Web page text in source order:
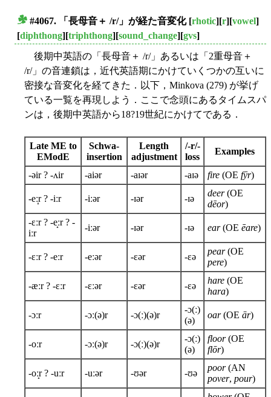
#4067. 「長母音＋ /r/」が経た音変化[rhotic][r][vowel]
[diphthong][triphthong][sound_change][gvs]
後期中英語の「長母音＋ /r/」あるいは「2重母音＋
/r/」の音連鎖は，近代英語期にかけていくつかの互いに
密接な音変化を経てきた．以下，Minkova (279) が挙げ
ている一覧を再現しよう．ここで念頭にあるタイムスパ
ンは，後期中英語から18?19世紀にかけてである．
Late ME to
EModE
Schwa-
insertion
Length
adjustment
/-r/-
loss
Examples
-əir ? -ʌir -aiər -aɪər -aɪə fire (OE fȳr)
-eː̝r ? -iːr -iːər -ɪər -ɪə
deer(OE
dēor)
-ɛːr ? -e̝ːr ? -
iːr
-iːər -ɪər -ɪə ear(OE ēare)
-ɛːr ? -eːr -eːər -ɛər -ɛə
pear(OE
pere)
-æːr ? -ɛːr -ɛːər -ɛər -ɛə
hare (OE
hara)
-ɔːr -ɔː(ə)r -ɔ(ː)(ə)r
-ɔ(ː)
(ə)
oar(OE ār)
-oːr -ɔː(ə)r -ɔ(ː)(ə)r
-ɔ(ː)
(ə)
floor(OE
flōr)
-oː̝r ? -uːr -uːər -ʊər -ʊə
poor(AN
pover, pour)